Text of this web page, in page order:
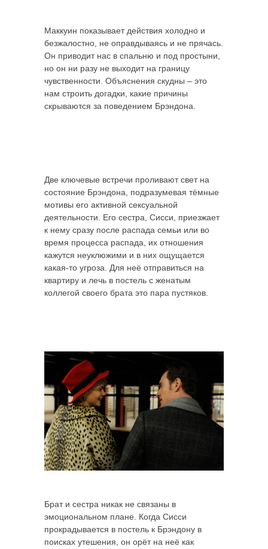
Маккуин показывает действия холодно и
безжалостно, не оправдываясь и не прячась.
Он приводит нас в спальню и под простыни,
но он ни разу не выходит на границу
чувственности. Объяснения скудны – это
нам строить догадки, какие причины
скрываются за поведением Брэндона.
Две ключевые встречи проливают свет на
состояние Брэндона, подразумевая тёмные
мотивы его активной сексуальной
деятельности. Его сестра, Сисси, приезжает
к нему сразу после распада семьи или во
время процесса распада, их отношения
кажутся неуклюжими и в них ощущается
какая-то угроза. Для неё отправиться на
квартиру и лечь в постель с женатым
коллегой своего брата это пара пустяков.
Брат и сестра никак не связаны в
эмоциональном плане. Когда Сисси
прокрадывается в постель к Брэндону в
поисках утешения, он орёт на неё как